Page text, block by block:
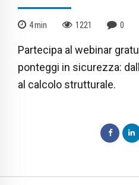
4min 1221 0
Partecipa al webinar
ponteggi in sicurezza:
al calcolo strutturale.